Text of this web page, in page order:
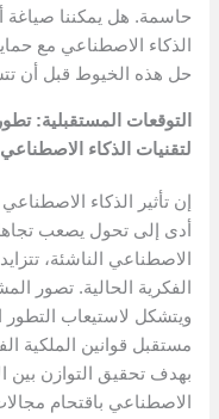
حاسمة. هل يمكننا صياغة
الذكاء الاصطناعي مع
حل هذه الخيوط قبل أن
التوقعات المستقبلية:
لتقنيات الذكاء
إن تأثير الذكاء
أدى إلى تحول يصعب
الاصطناعي الناشئة،
الفكرية الحالية. تصور
ويتشكل لاستيعاب التطور
مستقبل قوانين الملكية
بهدف تحقيق التوازن بين
الاصطناعي باقتحام